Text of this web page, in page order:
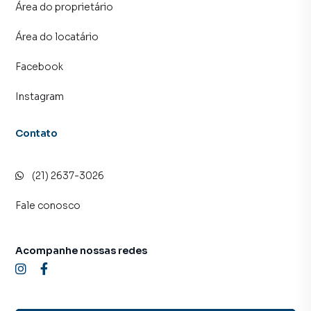
Área do proprietário
Área do locatário
Facebook
Instagram
Contato
(21) 2637-3026
Fale conosco
Acompanhe nossas redes